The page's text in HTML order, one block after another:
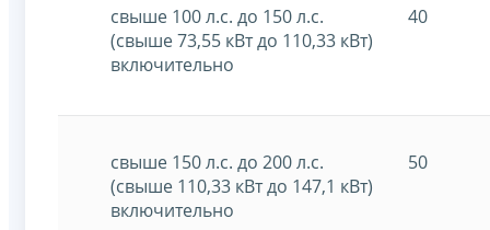
свыше 100 л.с. до 150 л.с.
(свыше 73,55 кВт до 110,33 кВт)
включительно
40
свыше 150 л.с. до 200 л.с.
(свыше 110,33 кВт до 147,1 кВт)
включительно
50